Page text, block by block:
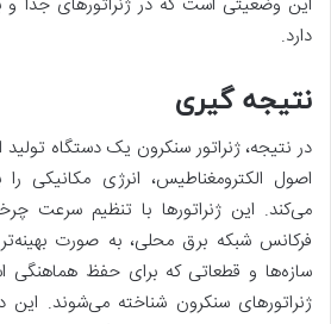
دارد.
نتیجه گیری
در نتیجه، ژنراتور سنکرون یک دستگاه تولید
اصول الکترومغناطیس، انرژی مکانیکی را
می‌کند. این ژنراتورها با تنظیم سرعت
فرکانس شبکه برق محلی، به صورت
سازه‌ها و قطعاتی که برای حفظ هماهنگی
ژنراتورهای سنکرون شناخته می‌شوند.